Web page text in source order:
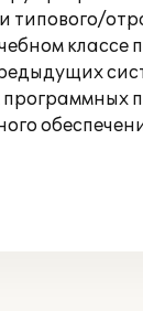
типового/
классе